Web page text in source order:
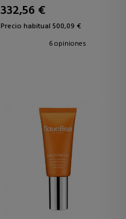
332,56 €
Precio habitual 500,09 €
6 opiniones